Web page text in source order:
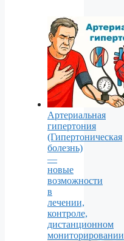
Артериальная
гипертония
(Гипертоническая
болезнь)
—
новые
возможности
в
лечении,
контроле,
дистанционном
мониторировании